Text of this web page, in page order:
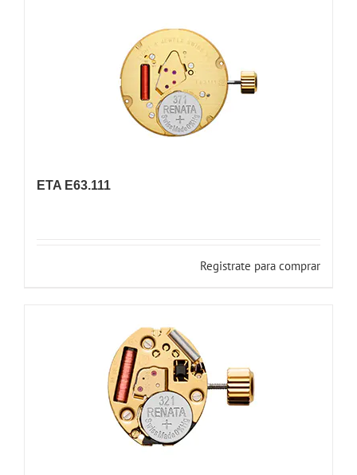
ETA E63.111
Registrate para comprar